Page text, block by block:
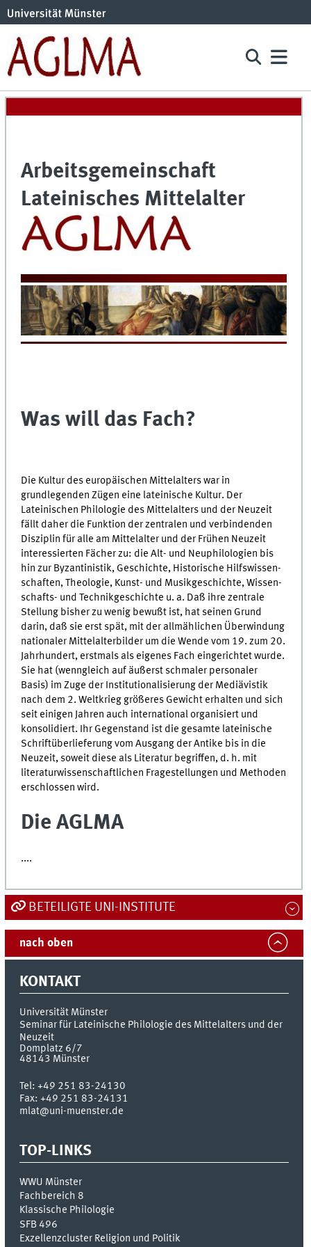
Arbeitsgemeinschaft
Lateinisches Mittelalter
Was will das Fach?
Die Kultur des europäischen Mittelalters war in
grundlegenden Zügen eine lateinische Kultur. Der
Lateinischen Philologie des Mittelalters und der Neuzeit
fällt daher die Funktion der zentralen und verbindenden
Disziplin für alle am Mittelalter und der Frühen Neuzeit
interessierten Fächer zu: die Alt- und Neuphilologien bis
hin zur Byzantinistik, Geschichte, His­to­ri­sche Hilfs­wis­sen­
schaften, Theologie, Kunst- und Musik­ge­schich­te, Wis­sen­
schafts- und Technikgeschichte u. a. Daß ihre zentrale
Stellung bisher zu wenig bewußt ist, hat seinen Grund
darin, daß sie erst spät, mit der allmählichen Überwindung
nationaler Mittelalterbilder um die Wende vom 19. zum 20.
Jahrhundert, erstmals als eigenes Fach eingerichtet wurde.
Sie hat (wenngleich auf äußerst schmaler personaler
Basis) im Zuge der Institutionalisierung der Mediävistik
nach dem 2. Weltkrieg größeres Gewicht erhalten und sich
seit einigen Jahren auch international organisiert und
konsolidiert. Ihr Gegenstand ist die gesamte lateinische
Schrift­über­lie­fe­rung vom Ausgang der Antike bis in die
Neuzeit, soweit diese als Literatur begriffen, d. h. mit
literaturwissenschaftlichen Fragestellungen und Methoden
erschlossen wird.
Die AGLMA
....
BETEILIGTE UNI-INSTITUTE
nach oben
KONTAKT
Universität Münster
Seminar für Lateinische Philologie des Mittelalters und der
Neuzeit
Domplatz 6/7
48143 Münster
Tel:+49 251 83-24130
Fax:+49 251 83-24131
mlat@uni-muenster.de
TOP-LINKS
WWU Münster
Fachbereich 8
Klassische Philologie
SFB 496
Exzellenzcluster Religion und Politik